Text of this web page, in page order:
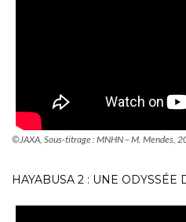
©JAXA, Sous-titrage : MNHN – M. Mendes,
HAYABUSA 2 : UNE ODYSSÉE